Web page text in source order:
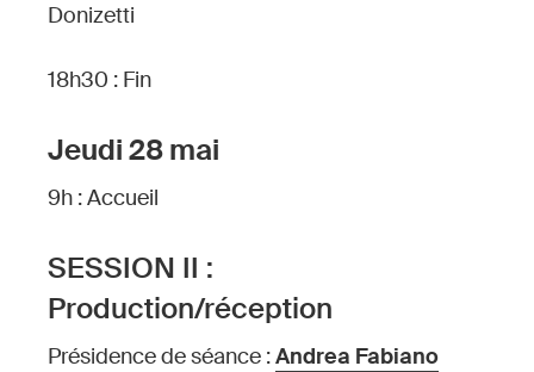
Donizetti
18h30 : Fin
Jeudi 28 mai
9h : Accueil
SESSION II :
Production/réception
Présidence de séance :Andrea Fabiano